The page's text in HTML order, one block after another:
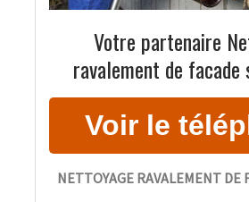
Votre partenaire
ravalement de facade
NETTOYAGE RAVALEMENT DE